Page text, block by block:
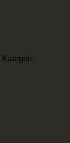
Kategori: